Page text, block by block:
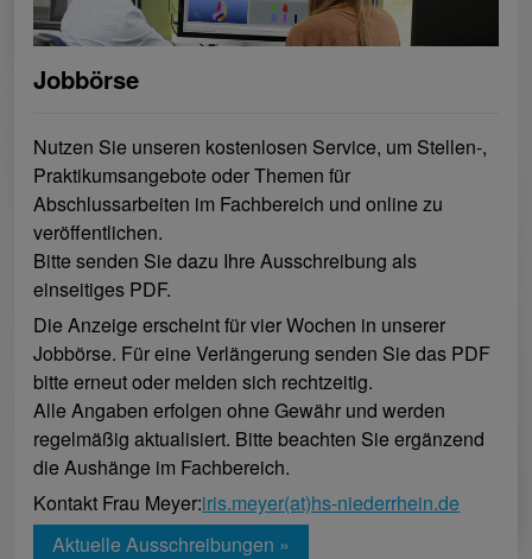
Jobbörse
Nutzen Sie unseren kostenlosen Service, um Stellen-,
Praktikumsangebote oder Themen für
Abschlussarbeiten im Fachbereich und online zu
veröffentlichen.
Bitte senden Sie dazu Ihre Ausschreibung als
einseitiges PDF.
Die Anzeige erscheint für vier Wochen in unserer
Jobbörse. Für eine Verlängerung senden Sie das PDF
bitte erneut oder melden sich rechtzeitig.
Alle Angaben erfolgen ohne Gewähr und werden
regelmäßig aktualisiert. Bitte beachten Sie ergänzend
die Aushänge im Fachbereich.
Kontakt Frau Meyer:iris.meyer(at)hs-niederrhein.de
Aktuelle Ausschreibungen »